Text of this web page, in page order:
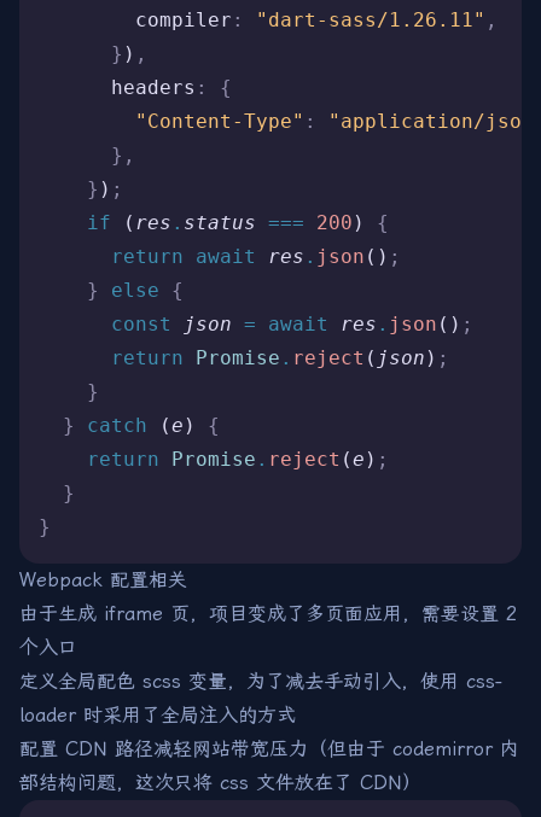
        compiler
: "dart-sass/1.26.11" ,
      }
) ,
      headers
:
{
        "Content-Type"
:
"application/
      },
    }
) ;
    if
( res . status === 200 ) {
      return
await res . json () ;
    }
else {
      const
json = await res . json () ;
      return
Promise . reject ( json ) ;
    }
  }
catch (e ) {
    return
Promise . reject (e ) ;
  }
}
Webpack 配置相关
由于生成 iframe 页，项目变成了多页面应用，需要设置 2
个入口
定义全局配色 scss 变量，为了减去手动引入，使用 css-
loader 时采用了全局注入的方式
配置 CDN 路径减轻网站带宽压力（但由于 codemirror 内
部结构问题，这次只将 css 文件放在了 CDN）